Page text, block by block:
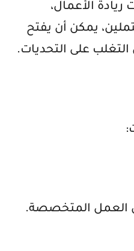
الأعمال،
يمكن أن يفتح
على التحديات.
العمل المتخصصة.